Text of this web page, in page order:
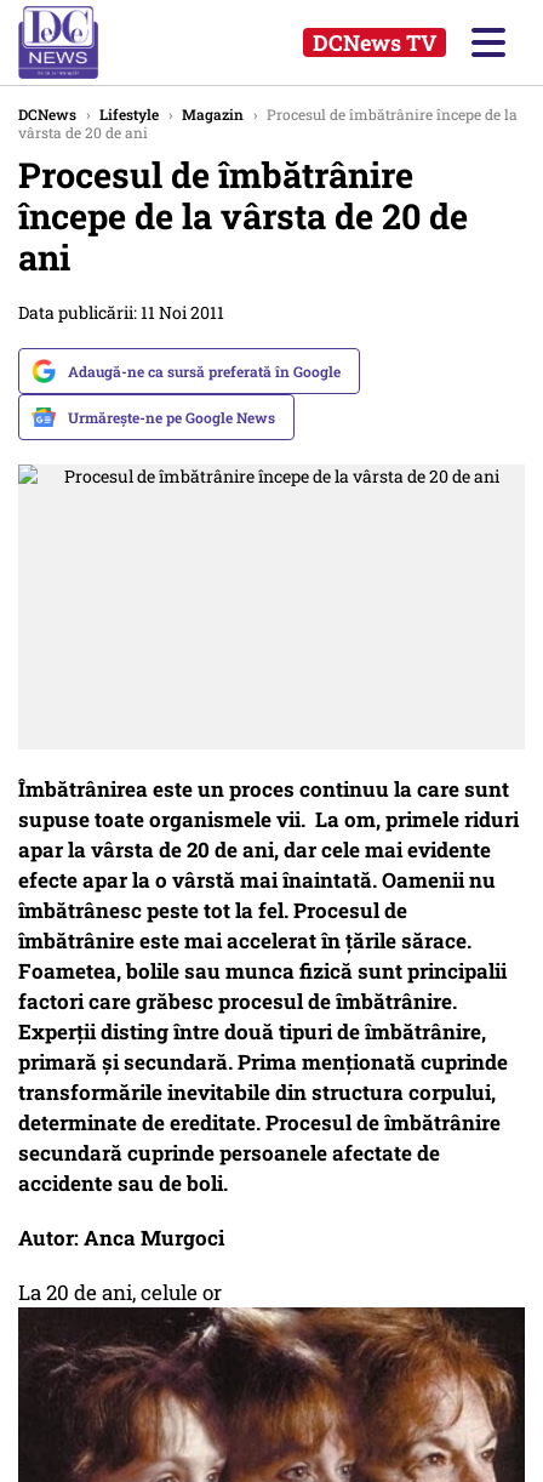
DCNews TV
DCNews › Lifestyle › Magazin › Procesul de îmbătrânire începe de la
vârsta de 20 de ani
Procesul de îmbătrânire
începe de la vârsta de 20 de
ani
Data publicării: 11 Noi 2011
Adaugă-ne ca sursă preferată în Google
Urmărește-ne pe Google News
Îmbătrânirea este un proces continuu la care sunt
supuse toate organismele vii. La om, primele riduri
apar la vârsta de 20 de ani, dar cele mai evidente
efecte apar la o vârstă mai înaintată. Oamenii nu
îmbătrânesc peste tot la fel. Procesul de
îmbătrânire este mai accelerat în ţările sărace.
Foametea, bolile sau munca fizică sunt principalii
factori care grăbesc procesul de îmbătrânire.
Experţii disting între două tipuri de îmbătrânire,
primară şi secundară. Prima menţionată cuprinde
transformările inevitabile din structura corpului,
determinate de ereditate. Procesul de îmbătrânire
secundară cuprinde persoanele afectate de
accidente sau de boli.
Autor: Anca Murgoci
La 20 de ani, celule or